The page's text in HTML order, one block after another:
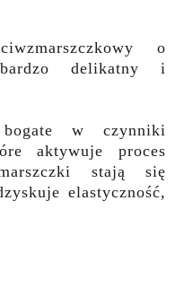
o
bardzo delikatny i
bogate w czynniki
aktywuje proces
stają się
elastyczność,